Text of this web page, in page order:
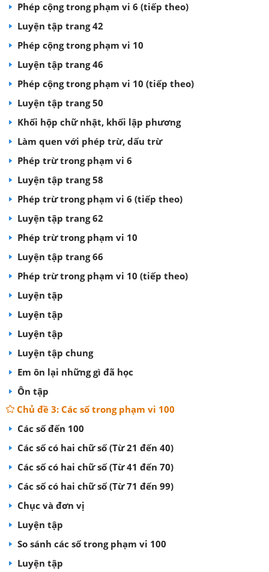
Phép cộng trong phạm vi 6 (tiếp theo)
Luyện tập trang 42
Phép cộng trong phạm vi 10
Luyện tập trang 46
Phép cộng trong phạm vi 10 (tiếp theo)
Luyện tập trang 50
Khối hộp chữ nhật, khối lập phương
Làm quen với phép trừ, dấu trừ
Phép trừ trong phạm vi 6
Luyện tập trang 58
Phép trừ trong phạm vi 6 (tiếp theo)
Luyện tập trang 62
Phép trừ trong phạm vi 10
Luyện tập trang 66
Phép trừ trong phạm vi 10 (tiếp theo)
Luyện tập
Luyện tập
Luyện tập
Luyện tập chung
Em ôn lại những gì đã học
Ôn tập
Chủ đề 3: Các số trong phạm vi 100
Các số đến 100
Các số có hai chữ số (Từ 21 đến 40)
Các số có hai chữ số (Từ 41 đến 70)
Các số có hai chữ số (Từ 71 đến 99)
Chục và đơn vị
Luyện tập
So sánh các số trong phạm vi 100
Luyện tập